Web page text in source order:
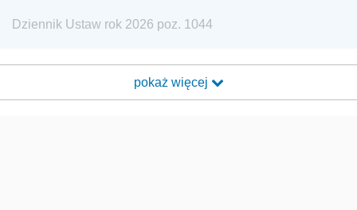
Dziennik Ustaw rok 2026 poz. 1044
pokaż więcej